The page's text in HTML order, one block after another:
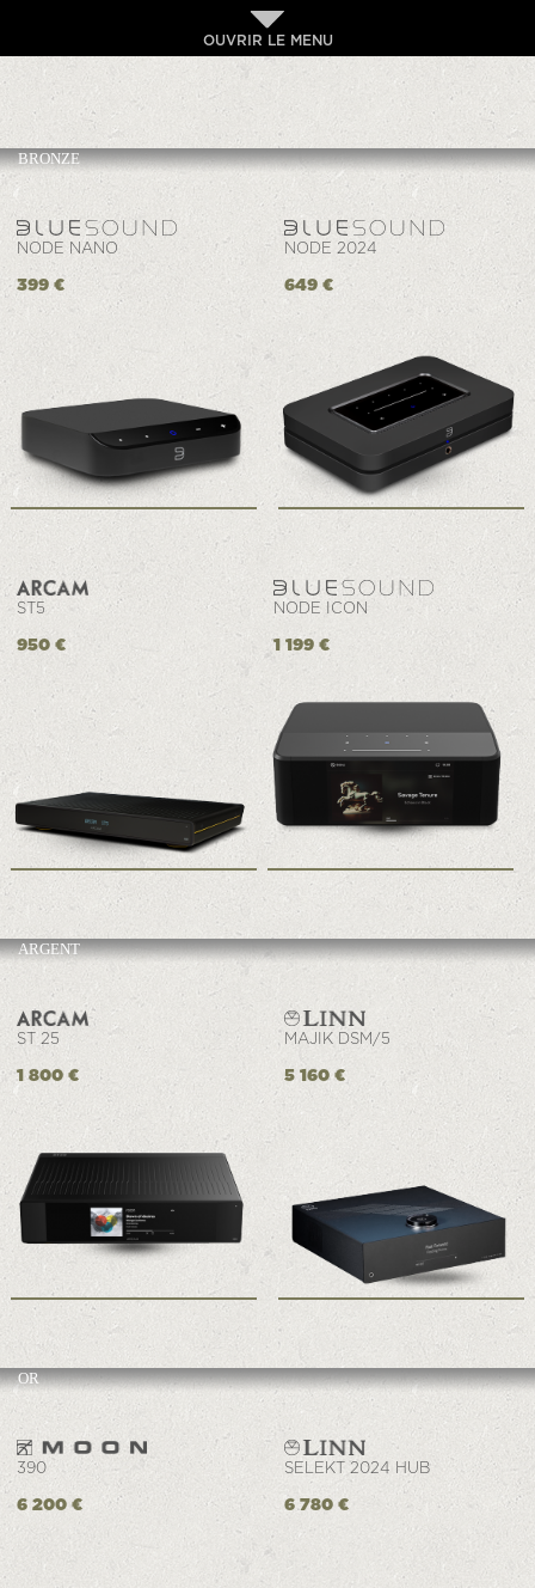
OUVRIR LE MENU
BRONZE
NODE NANO
399 €
NODE 2024
649 €
ST5
950 €
NODE ICON
1 199 €
ARGENT
ST 25
1 800 €
MAJIK DSM/5
5 160 €
OR
390
6 200 €
SELEKT 2024 HUB
6 780 €